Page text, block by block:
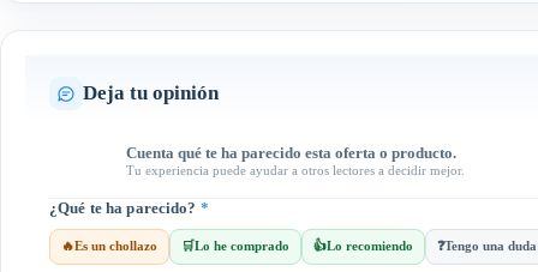
Deja tu opinión
Cuenta qué te ha parecido esta oferta o producto.
Tu experiencia puede ayudar a otros lectores a decidir mejor.
¿Qué te ha parecido? *
🔥Es un chollazo 🛒Lo he comprado 👍Lo recomiendo ❓Tengo una duda